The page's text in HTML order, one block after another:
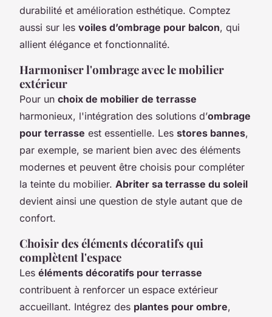
durabilité et amélioration esthétique. Comptez
aussi sur les voiles d’ombrage pour balcon, qui
allient élégance et fonctionnalité.
Harmoniser l'ombrage avec le mobilier
extérieur
Pour un choix de mobilier de terrasse
harmonieux, l'intégration des solutions d’ombrage
pour terrasse est essentielle. Les stores bannes,
par exemple, se marient bien avec des éléments
modernes et peuvent être choisis pour compléter
la teinte du mobilier. Abriter sa terrasse du soleil
devient ainsi une question de style autant que de
confort.
Choisir des éléments décoratifs qui
complètent l'espace
Les éléments décoratifs pour terrasse
contribuent à renforcer un espace extérieur
accueillant. Intégrez des plantes pour ombre,